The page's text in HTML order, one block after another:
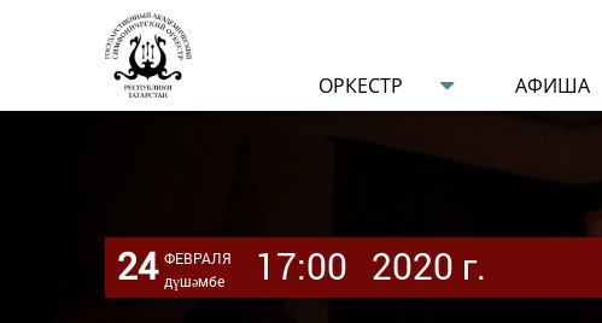
ОРКЕСТР АФИША
24 ФЕВРАЛЯ
дүшәмбе
17:00 2020 г.